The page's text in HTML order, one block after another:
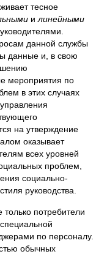
тесное
и линейными
данной службы
данные и, в свою
мероприятия по
в этих случаях
на утверждение
оказывает
всех уровней
проблем,
социально-
руководства.
потребители
по персоналу.
обычных